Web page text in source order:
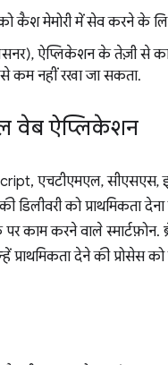
कैश मेमोरी में सेव करने के
ऐप्लिकेशन के तेज़ी से
कम नहीं रखा जा सकता.
वेब ऐप्लिकेशन
एचटीएमएल,
डिलीवरी को प्राथमिकता
काम करने वाले
देने की प्रोसेस